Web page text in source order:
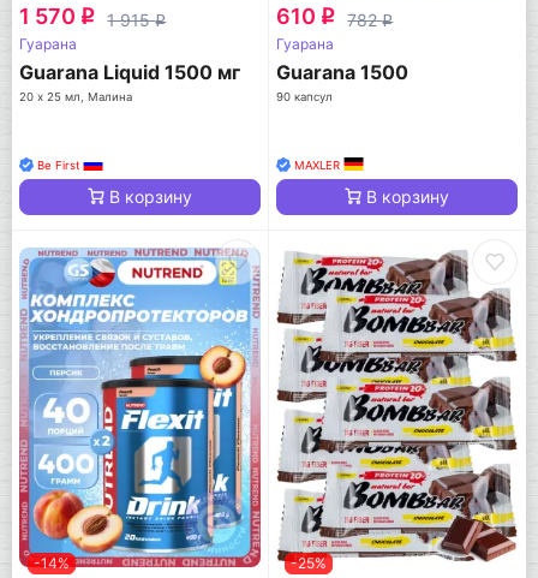
1 570 q 1 915q
Гуарана
Guarana Liquid 1500 мг
20 х 25 мл, Малина
Be First
В корзину
610 q 782q
Гуарана
Guarana 1500
90 капсул
MAXLER
В корзину
-14% -25%